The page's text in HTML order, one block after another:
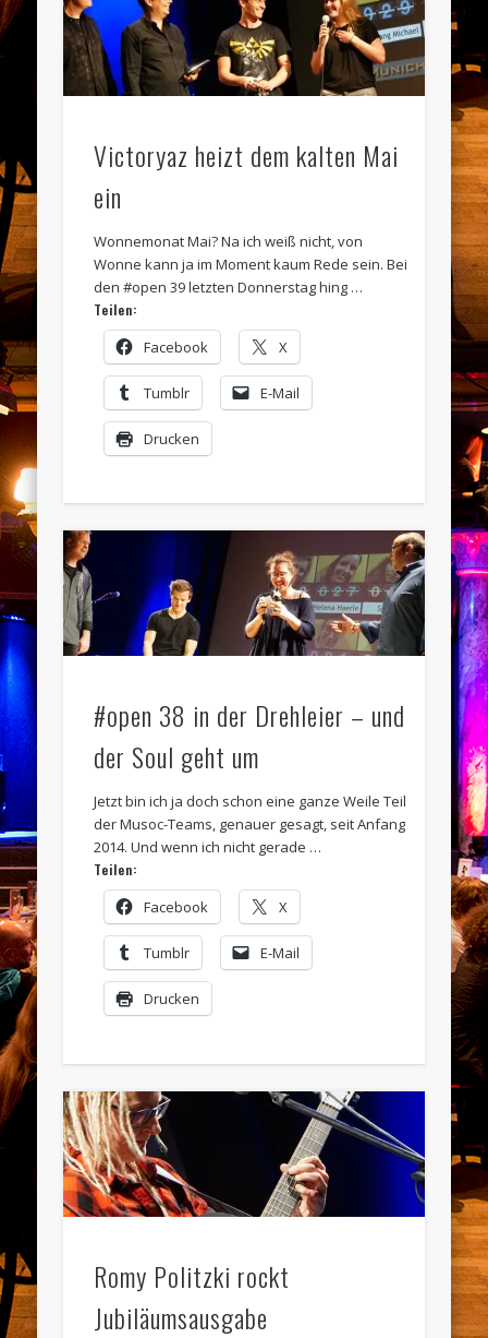
Victoryaz heizt dem kalten Mai
ein
Wonnemonat Mai? Na ich weiß nicht, von
Wonne kann ja im Moment kaum Rede sein. Bei
den #open 39 letzten Donnerstag hing …
Teilen:
Facebook X
Tumblr E-Mail
Drucken
#open 38 in der Drehleier – und
der Soul geht um
Jetzt bin ich ja doch schon eine ganze Weile Teil
der Musoc-Teams, genauer gesagt, seit Anfang
2014. Und wenn ich nicht gerade …
Teilen:
Facebook X
Tumblr E-Mail
Drucken
Romy Politzki rockt
Jubiläumsausgabe